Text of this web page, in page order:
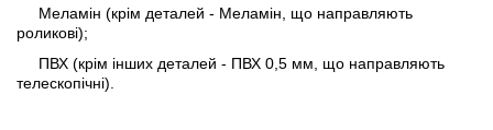
Меламін (крім деталей - Меламін, що направляють
роликові);
ПВХ (крім інших деталей - ПВХ 0,5 мм, що направляють
телескопічні).